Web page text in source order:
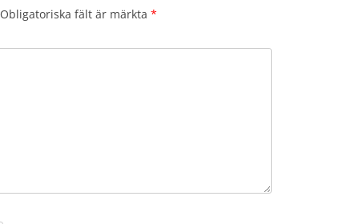
Obligatoriska fält är märkta *